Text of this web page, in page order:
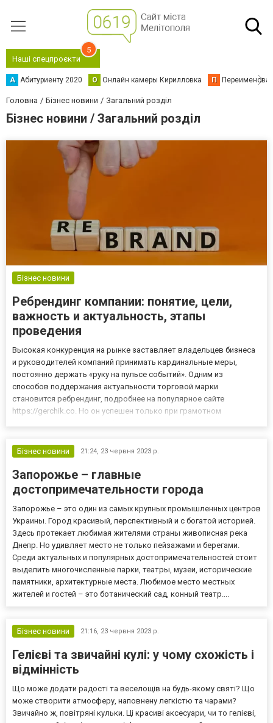
Наші спецпроєкти
5
А Абитуриенту 2020 О Онлайн камеры Кирилловка П
Головна Бізнес новини Загальний розділ
Бізнес новини / Загальний розділ
Бізнес новини
Ребрендинг компании: понятие, цели,
важность и актуальность, этапы
проведения
Высокая конкуренция на рынке заставляет владельцев бизнеса
и руководителей компаний принимать кардинальные меры,
постоянно держать «руку на пульсе событий». Одним из
способов поддержания актуальности торговой марки
становится ребрендинг, подробнее на популярное сайте
https://gerchik.co. Но он успешен только при грамотном
определенных бизнес...
Бізнес новини 21:24, 23 червня 2023 р.
Запорожье – главные
достопримечательности города
Запорожье – это один из самых крупных промышленных центров
Украины. Город красивый, перспективный и с богатой историей.
Здесь протекает любимая жителями страны живописная река
Днепр. Но удивляет место не только пейзажами и берегами.
Среди актуальных и популярных достопримечательностей стоит
выделить многочисленные парки, театры, музеи, исторические
памятники, архитектурные места. Любимое место местных
жителей и гостей – это ботанический сад, конный театр....
Бізнес новини 21:16, 23 червня 2023 р.
Гелієві та звичайні кулі: у чому схожість і
відмінність
Що може додати радості та веселощів на будь-якому святі? Що
може створити атмосферу, наповнену легкістю та чарами?
Звичайно ж, повітряні кульки. Ці красиві аксесуари, чи то гелієві,